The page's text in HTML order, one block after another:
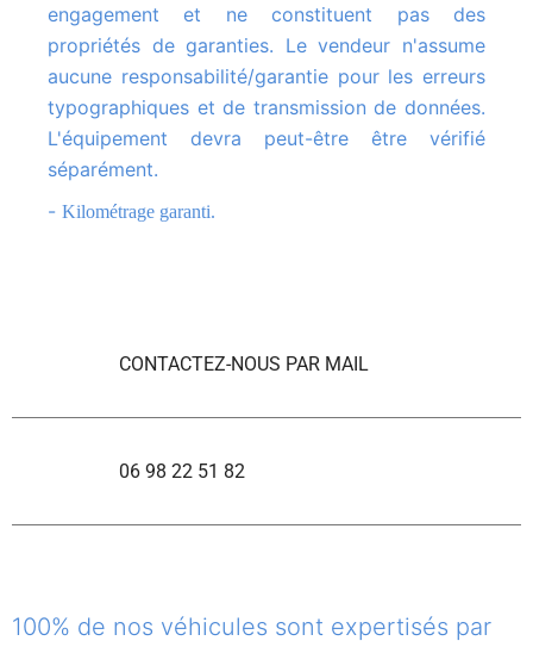
engagement et ne constituent pas des
propriétés de garanties. Le vendeur n'assume
aucune responsabilité/garantie pour les erreurs
typographiques et de transmission de données.
L'équipement devra peut-être être vérifié
séparément.
Kilométrage garanti.
CONTACTEZ-NOUS PAR MAIL
06 98 22 51 82
100% de nos véhicules sont expertisés par